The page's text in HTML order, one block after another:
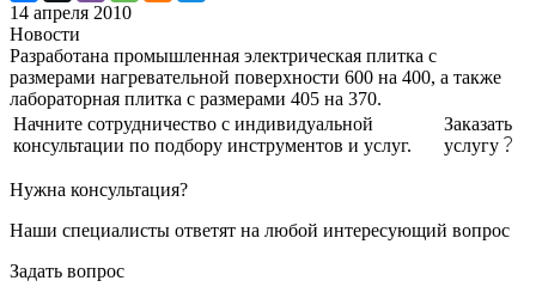
14 апреля 2010
Новости
Разработана промышленная электрическая плитка с
размерами нагревательной поверхности 600 на 400, а также
лабораторная плитка с размерами 405 на 370.
Начните сотрудничество с индивидуальной
консультации по подбору инструментов и услуг.
Заказать
услугу
Нужна консультация?
Наши специалисты ответят на любой интересующий вопрос
Задать вопрос